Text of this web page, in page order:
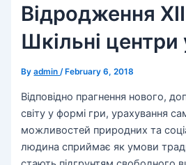
Відродження
Шкільні центри
Byadmin/ February 6, 2018
Відповідно прагнення нового,
світу у формі гри, урахування
можливостей природних та
людина сприймає як умови